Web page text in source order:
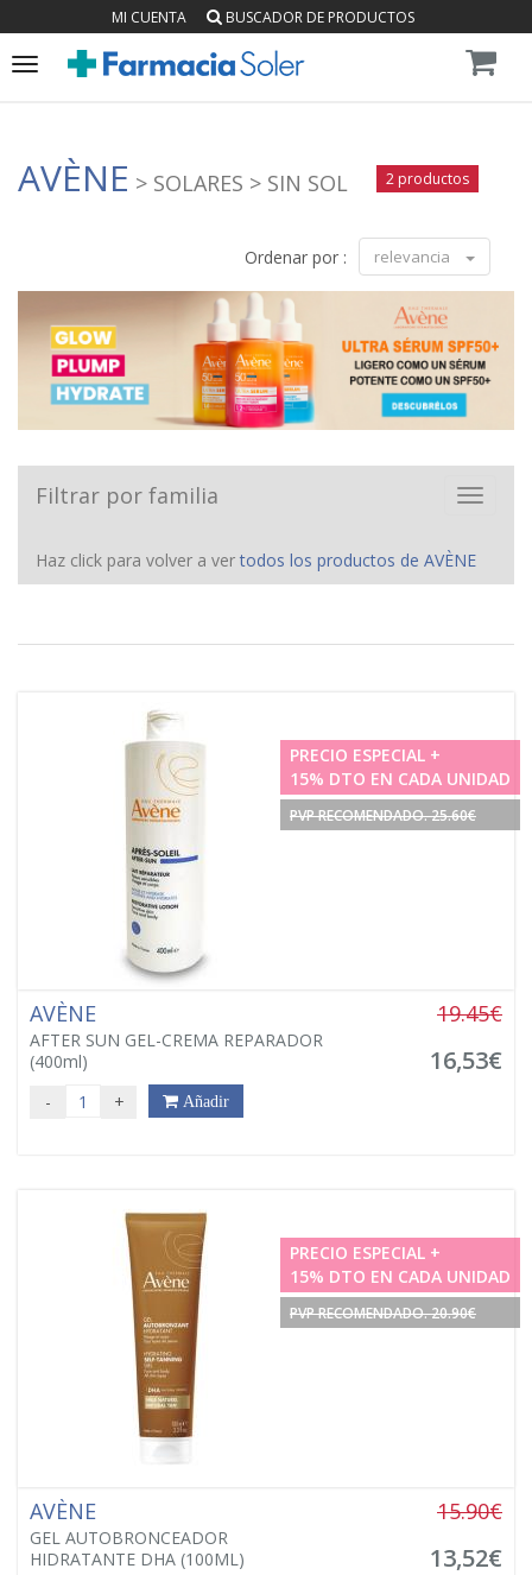
MI CUENTA BUSCADOR DE PRODUCTOS
Toggle
AVÈNE > SOLARES > SIN SOL 2 productos
Ordenar por : relevancia
Toggle
Filtrar por familia
Haz click para volver a vertodos los productos de AVÈNE
PRECIO ESPECIAL +
15% DTO EN CADA UNIDAD
PVP RECOMENDADO. 25.60€
AVÈNE
AFTER SUN GEL-CREMA REPARADOR
(400ml)
19.45€
16,53€
- + Añadir
PRECIO ESPECIAL +
15% DTO EN CADA UNIDAD
PVP RECOMENDADO. 20.90€
AVÈNE
GEL AUTOBRONCEADOR
HIDRATANTE DHA (100ML)
15.90€
13,52€